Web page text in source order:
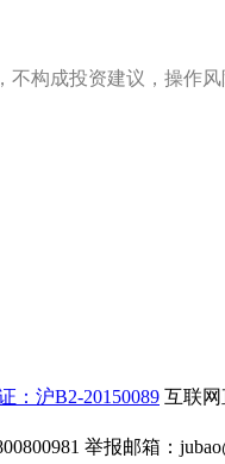
不构成投资建议，操作风
：沪B2-20150089 互联网
举报邮箱：